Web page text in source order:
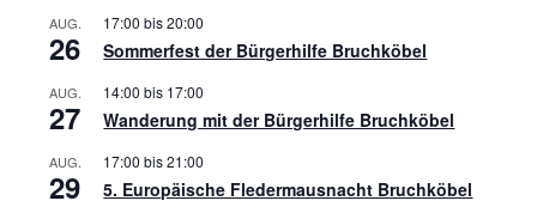
AUG.
26
17:00 bis20:00
Sommerfest der Bürgerhilfe Bruchköbel
AUG.
27
14:00 bis 17:00
Wanderung mit der Bürgerhilfe Bruchköbel
AUG.
29
17:00 bis21:00
5. Europäische Fledermausnacht Bruchköbel